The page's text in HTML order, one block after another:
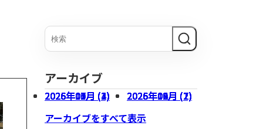
アーカイブ
2026年07月 (3) 2026年06月 (1)
2026年05月 (1) 2026年04月 (1)
2026年03月 (1) 2026年02月 (2)
2026年01月 (4) 2025年12月 (2)
2025年10月 (2)
2025年09月 (7)
アーカイブをすべて表示